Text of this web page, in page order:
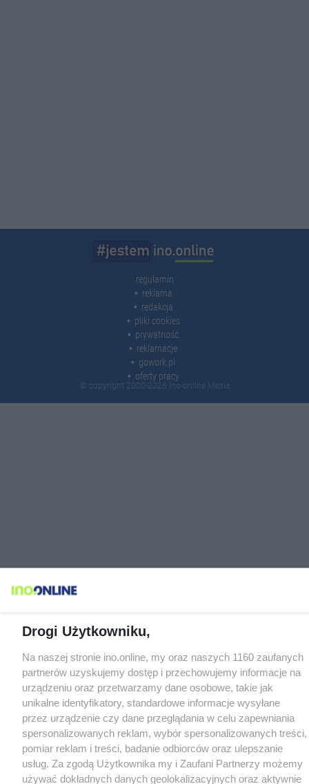
regulamin
reklama
redakcja
pliki cookies
prywatność
reklamacje
gowork.pl
oferty pracy
© copyright 2000-2026 Ino-online Media
Drogi Użytkowniku,
Na naszej stronie ino.online, my oraz naszych 1160 zaufanych
partnerów uzyskujemy dostęp i przechowujemy informacje na
urządzeniu oraz przetwarzamy dane osobowe, takie jak
unikalne identyfikatory, standardowe informacje wysyłane
przez urządzenie czy dane przeglądania w celu zapewniania
spersonalizowanych reklam, wybór spersonalizowanych treści,
pomiar reklam i treści, badanie odbiorców oraz ulepszanie
usług. Za zgodą Użytkownika my i Zaufani Partnerzy możemy
używać dokładnych danych geolokalizacyjnych oraz aktywnie